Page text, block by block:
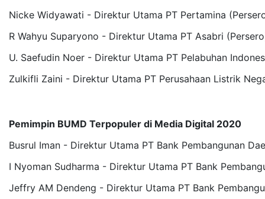
Nicke Widyawati - Direktur Utama PT Pertamina
R Wahyu Suparyono - Direktur Utama PT Asabri
U. Saefudin Noer - Direktur Utama PT Pelabuhan
Zulkifli Zaini - Direktur Utama PT Perusahaan Listrik
Pemimpin BUMD Terpopuler di Media Digital 2020
Busrul Iman - Direktur Utama PT Bank Pembangunan
I Nyoman Sudharma - Direktur Utama PT Bank
Jeffry AM Dendeng - Direktur Utama PT Bank